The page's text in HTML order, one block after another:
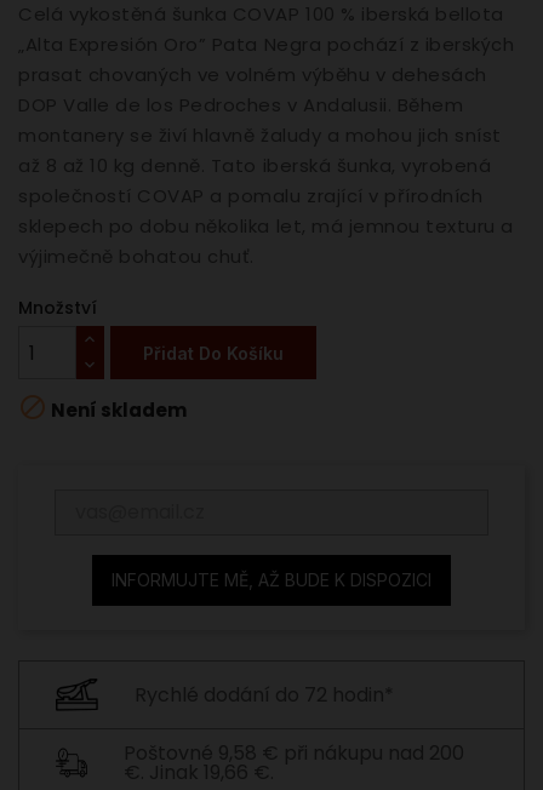
Množství
Přidat Do Košíku
 Není skladem
INFORMUJTE MĚ, AŽ BUDE K DISPOZICI